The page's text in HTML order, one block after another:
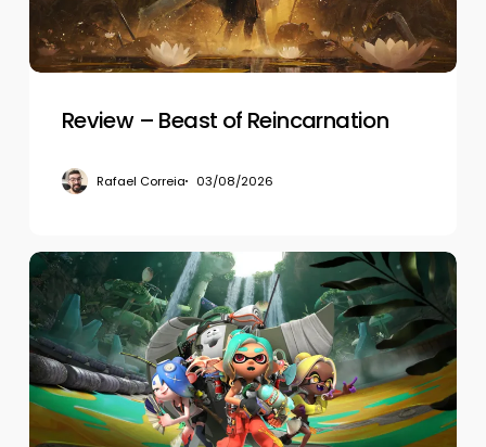
Review – Beast of Reincarnation
Rafael Correia 03/08/2026
Review
–
Splatoon
Raiders